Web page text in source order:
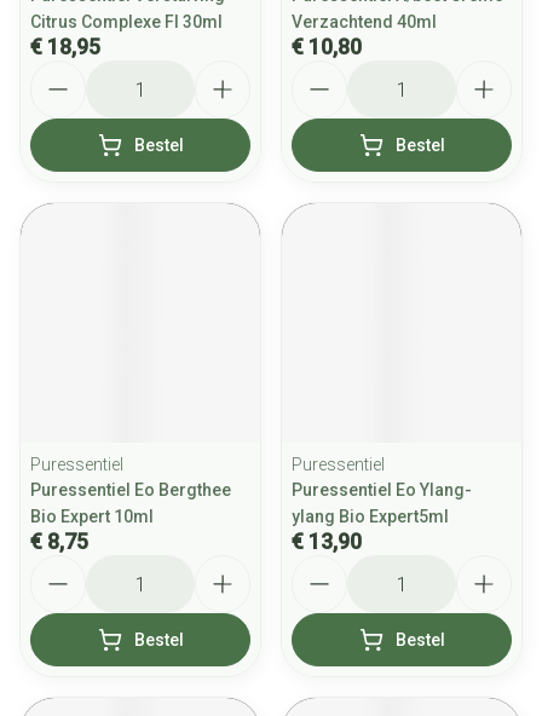
Citrus Complexe Fl 30ml
€ 18,95
Bestel
Verzachtend 40ml
€ 10,80
Bestel
Puressentiel
Puressentiel Eo Bergthee
Bio Expert 10ml
€ 8,75
Bestel
Puressentiel
Puressentiel Eo Ylang-
ylang Bio Expert5ml
€ 13,90
Bestel